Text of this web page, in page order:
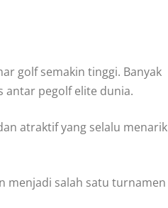
golf semakin tinggi. Banyak
antar pegolf elite dunia.
atraktif yang selalu menarik
menjadi salah satu turnamen